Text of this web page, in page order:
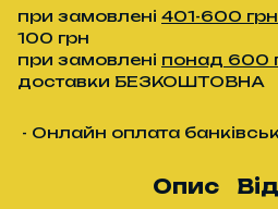
при замовлені 401-600 грн
100 грн
при замовлені понад 600
доставки БЕЗКОШТОВНА
- Онлайн оплата
Опис